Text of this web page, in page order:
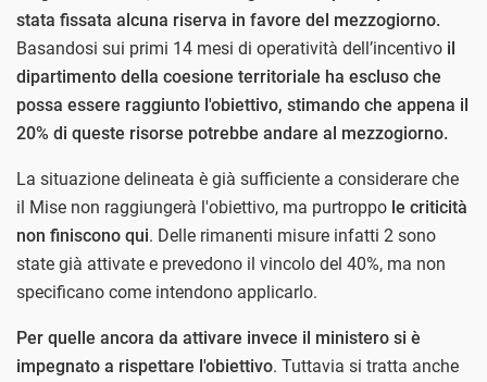
stata fissata alcuna riserva in favore del mezzogiorno.
Basandosi sui primi 14 mesi di operatività dell’incentivo il
dipartimento della coesione territoriale ha escluso che
possa essere raggiunto l'obiettivo, stimando che appena il
20% di queste risorse potrebbe andare al mezzogiorno.
La situazione delineata è già sufficiente a considerare che
il Mise non raggiungerà l'obiettivo, ma purtroppo le criticità
non finiscono qui. Delle rimanenti misure infatti 2 sono
state già attivate e prevedono il vincolo del 40%, ma non
specificano come intendono applicarlo.
Per quelle ancora da attivare invece il ministero si è
impegnato a rispettare l'obiettivo. Tuttavia si tratta anche